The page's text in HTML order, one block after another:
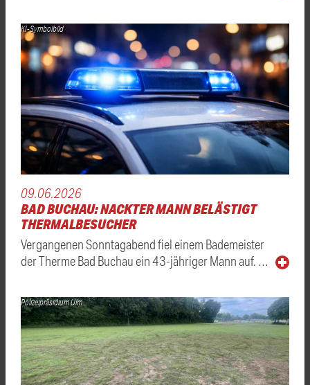
KI-Symbolbild
09.06.2026
BAD BUCHAU: NACKTER MANN BELÄSTIGT
THERMALBESUCHER
Vergangenen Sonntagabend fiel einem Bademeister
der Therme Bad Buchau ein 43-jähriger Mann auf. …
Polizeipräsidium Ulm